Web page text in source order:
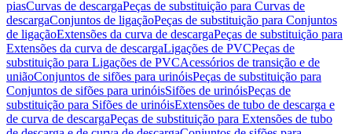
piasCurvas de descargaPeças de substituição para Curvas de
descargaConjuntos de ligaçãoPeças de substituição para Conjuntos
de ligaçãoExtensões da curva de descargaPeças de substituição para
Extensões da curva de descargaLigações de PVCPeças de
substituição para Ligações de PVCAcessórios de transição e de
uniãoConjuntos de sifões para urinóisPeças de substituição para
Conjuntos de sifões para urinóisSifões de urinóisPeças de
substituição para Sifões de urinóisExtensões de tubo de descarga e
de curva de descargaPeças de substituição para Extensões de tubo